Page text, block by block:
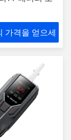
가격을 얻으세